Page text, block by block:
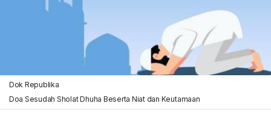
Dok Republika
Doa Sesudah Sholat Dhuha Beserta Niat dan Keutamaan